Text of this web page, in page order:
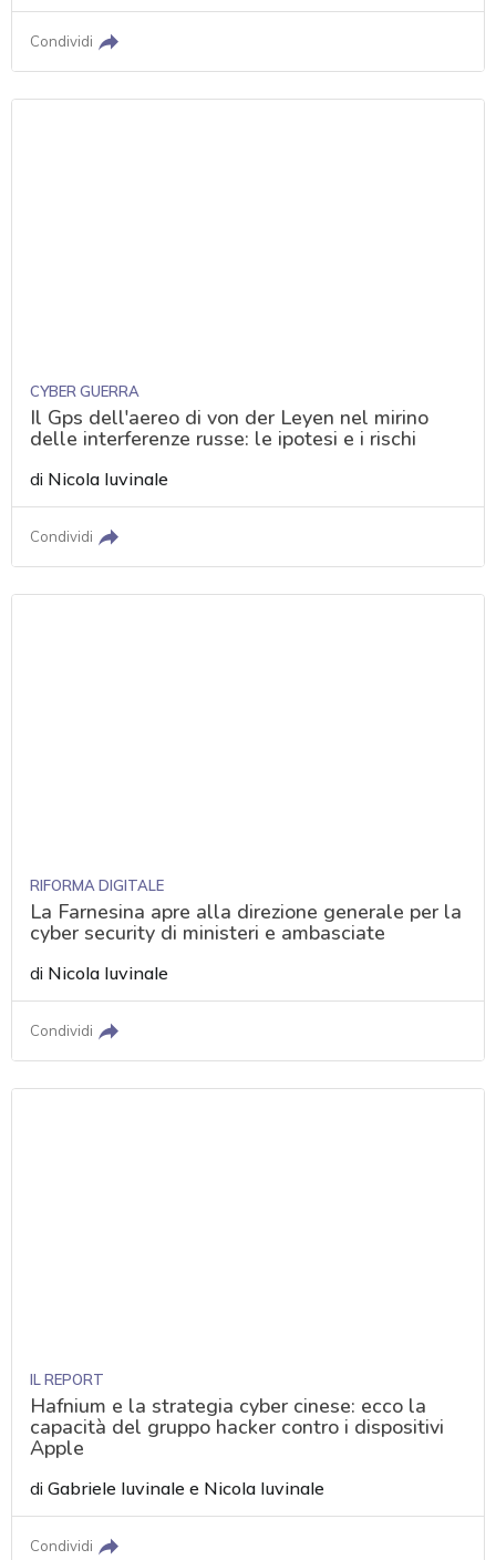
Condividi
CYBER GUERRA
Il Gps dell'aereo di von der Leyen nel mirino
delle interferenze russe: le ipotesi e i rischi
di Nicola Iuvinale
Condividi
RIFORMA DIGITALE
La Farnesina apre alla direzione generale per la
cyber security di ministeri e ambasciate
di Nicola Iuvinale
Condividi
IL REPORT
Hafnium e la strategia cyber cinese: ecco la
capacità del gruppo hacker contro i dispositivi
Apple
diGabriele Iuvinale e Nicola Iuvinale
Condividi